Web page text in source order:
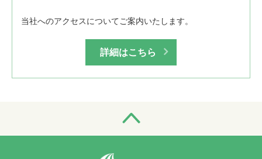
当社へのアクセスについてご案内いたします。
詳細はこちら